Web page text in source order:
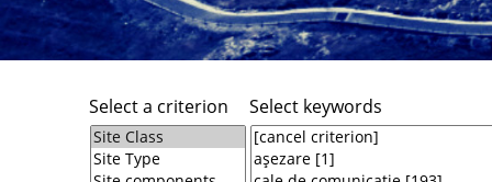
Select a criterion Select keywords